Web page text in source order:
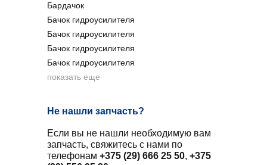
Бардачок
Бачок гидроусилителя
Бачок гидроусилителя
Бачок гидроусилителя
Бачок гидроусилителя
показать еще
Не нашли запчасть?
Если вы не нашли необходимую вам
запчасть, свяжитесь с нами по
телефонам +375 (29) 666 25 50, +375